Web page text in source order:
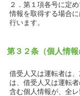
２．第１項各号に定
情報を取得する場合
行います。
第３２条（個人情報
借受人又は運転者は
は、借受人又は運転
含む個人情報が、全